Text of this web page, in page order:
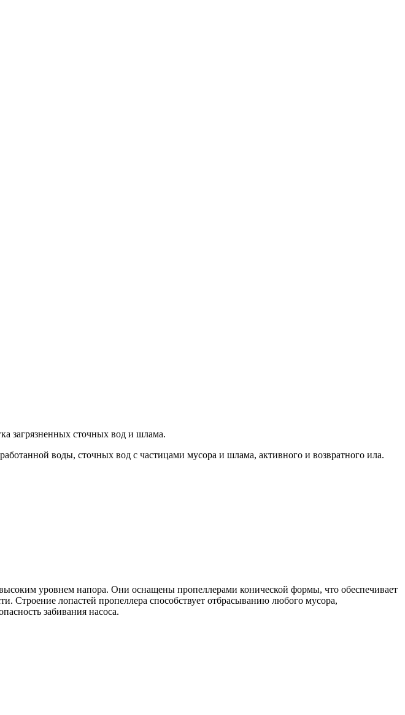
загрязненных сточных вод и шлама.
воды, сточных вод с частицами мусора и шлама, активного и возвратного ила.
уровнем напора. Они оснащены пропеллерами конической формы, что обеспечивает
Строение лопастей пропеллера способствует отбрасыванию любого мусора,
забивания насоса.